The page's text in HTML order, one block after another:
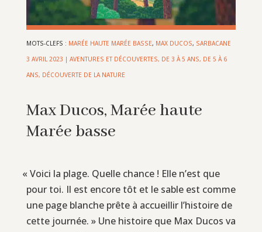
MOTS-CLEFS : MARÉE HAUTE MARÉE BASSE, MAX DUCOS, SARBACANE
3 AVRIL 2023 | AVENTURES ET DÉCOUVERTES, DE 3 À 5 ANS, DE 5 À 6
ANS, DÉCOUVERTE DE LA NATURE
Max Ducos, Marée haute
Marée basse
« Voici la plage. Quelle chance ! Elle n’est que
pour toi. Il est encore tôt et le sable est comme
une page blanche prête à accueillir l’histoire de
cette journée. » Une histoire que Max Ducos va